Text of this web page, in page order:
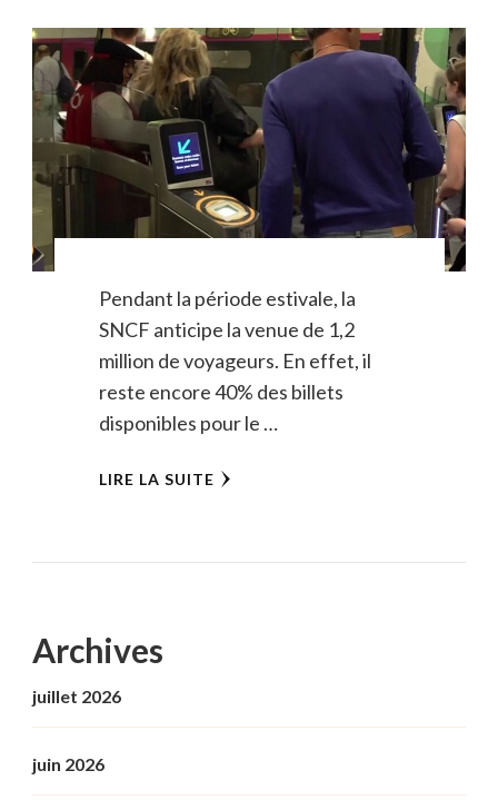
Pendant la période estivale, la
SNCF anticipe la venue de 1,2
million de voyageurs. En effet, il
reste encore 40% des billets
disponibles pour le …
LIRE LA SUITE
Archives
juillet 2026
juin 2026